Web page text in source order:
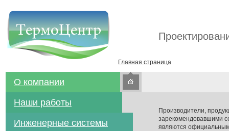
Главная страница
О компании
Наши работы
Инженерные системы
Производители,
зарекомендовавшими
являются